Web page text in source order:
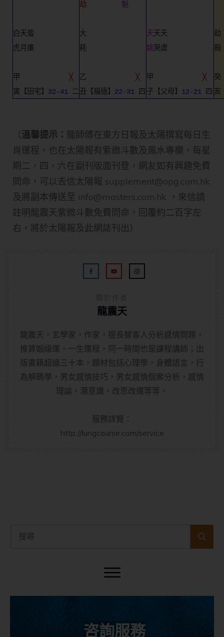
白天蜚
虎月廉
甲 ╳
寅【田宅】 32-41 二
劫
魁
大
耗
乙 ╳
丑【福德】 22-31 四
天天天
姚哭虛
甲 ╳
子【父母】 12-21 四
劫
殺
亥
（溫馨提示： 龍師傅在東方日報及太陽撰寫每日生
肖運程，也在太陽報有紫微斗數及風水專欄，每星
期二，四，六在副刊版面刊登，網友如有興趣免費
問命，可以去信太陽報 supplement@opg.com.hk
及將副本傳送至 info@masters.com.hk ，來信請
註明龍震天紫微斗數免費問命，回覆約二百字左
右，將於太陽報及此網誌刊出）
龍震天
龍震天，玄學家，作家，擅長替客人分析感情問題，
推算姻緣運，一生運程，同一時間也是課程講師；出
版書籍超過三十本，題材包括心理學，身體語言，行
為解碼學，男女感情技巧，男女感情個案分析，感情
理論，潛意識，改思改運等等。
服務詳覽：
http://lungcourse.com/service
咨詢服務